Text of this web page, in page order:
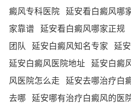
癜风专科医院 延安看白癜风哪
家靠谱 延安看白癜风哪家正规
团队 延安白癜风知名专家 延
延安白癜风医院地址 延安白癜
风医院怎么走 延安去哪治疗白
去哪 延安哪有治疗白癜风的医